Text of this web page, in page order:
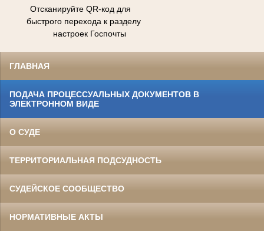
Отсканируйте QR-код для
быстрого перехода к разделу
настроек Госпочты
ГЛАВНАЯ
ПОДАЧА ПРОЦЕССУАЛЬНЫХ ДОКУМЕНТОВ В
ЭЛЕКТРОННОМ ВИДЕ
О СУДЕ
ТЕРРИТОРИАЛЬНАЯ ПОДСУДНОСТЬ
СУДЕЙСКОЕ СООБЩЕСТВО
НОРМАТИВНЫЕ АКТЫ